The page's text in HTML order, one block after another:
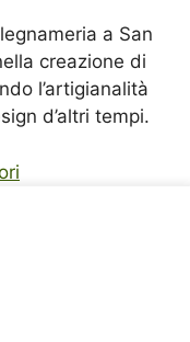
a San
creazione di
l’artigianalità
d’altri tempi.